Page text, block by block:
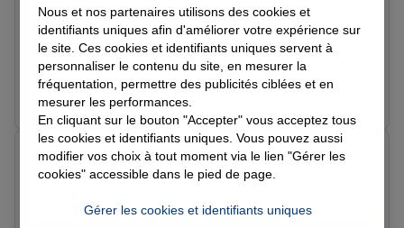
Le 03/06/2026 - Agence COLMAR CHAMP DE MARS
Très agréable et à l’écoute. Explication très clair. Je
recommande
Prendre un RDV Voir l'agence
Note de 5 sur 5
Le 23/03/2026 - Agence COLMAR CHAMP DE MARS
Très bon accueil, les tarifs sont correct pour les
Noémy H.
Nous et nos partenaires utilisons des cookies et
identifiants uniques afin d'améliorer votre expérience sur
le site. Ces cookies et identifiants uniques servent à
personnaliser le contenu du site, en mesurer la
fréquentation, permettre des publicités ciblées et en
mesurer les performances.
En cliquant sur le bouton "Accepter" vous acceptez tous
les cookies et identifiants uniques. Vous pouvez aussi
modifier vos choix à tout moment via le lien "Gérer les
cookies" accessible dans le pied de page.
Gérer les cookies et identifiants uniques